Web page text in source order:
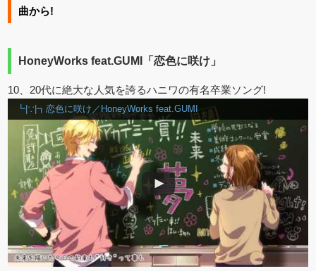
曲から!
HoneyWorks feat.GUMI「恋色に咲け」
10、20代に絶大な人気を誇るハニワの有名卒業ソング!
┗|∵|┓恋色に咲け／HoneyWorks feat.GUMI